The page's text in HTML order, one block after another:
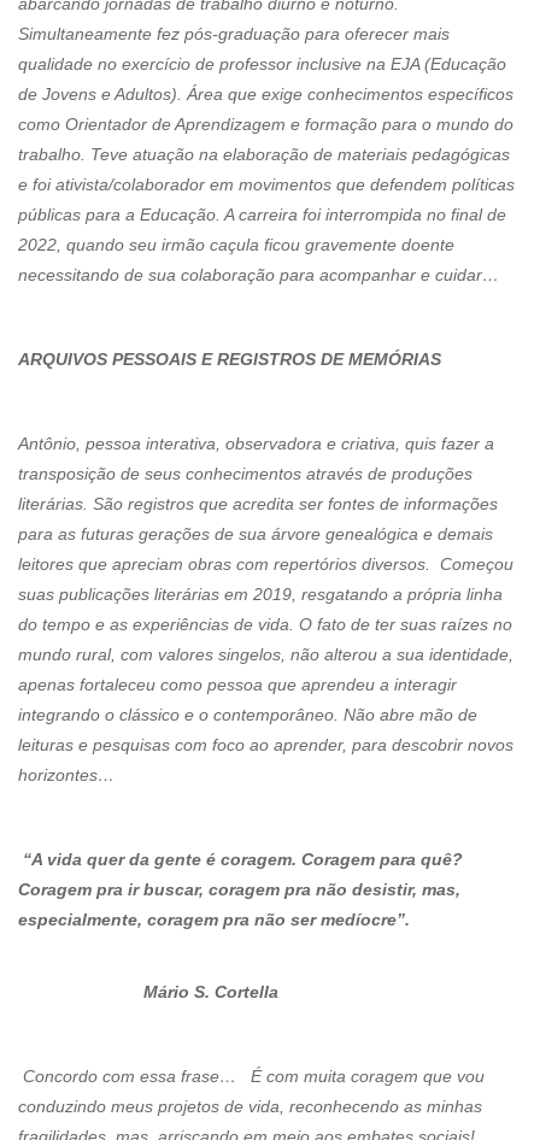
Simultaneamente fez pós-graduação para oferecer mais
qualidade no exercício de professor inclusive na EJA (Educação
de Jovens e Adultos). Área que exige conhecimentos específicos
como Orientador de Aprendizagem e formação para o mundo do
trabalho. Teve atuação na elaboração de materiais pedagógicas
e foi ativista/colaborador em movimentos que defendem políticas
públicas para a Educação. A carreira foi interrompida no final de
2022, quando seu irmão caçula ficou gravemente doente
necessitando de sua colaboração para acompanhar e cuidar…
ARQUIVOS PESSOAIS E REGISTROS DE MEMÓRIAS
Antônio, pessoa interativa, observadora e criativa, quis fazer a
transposição de seus conhecimentos através de produções
literárias. São registros que acredita ser fontes de informações
para as futuras gerações de sua árvore genealógica e demais
leitores que apreciam obras com repertórios diversos. Começou
suas publicações literárias em 2019, resgatando a própria linha
do tempo e as experiências de vida. O fato de ter suas raízes no
mundo rural, com valores singelos, não alterou a sua identidade,
apenas fortaleceu como pessoa que aprendeu a interagir
integrando o clássico e o contemporâneo. Não abre mão de
leituras e pesquisas com foco ao aprender, para descobrir novos
horizontes…
“A vida quer da gente é coragem. Coragem para quê?
Coragem pra ir buscar, coragem pra não desistir, mas,
especialmente, coragem pra não ser medíocre”.
Mário S. Cortella
Concordo com essa frase… É com muita coragem que vou
conduzindo meus projetos de vida, reconhecendo as minhas